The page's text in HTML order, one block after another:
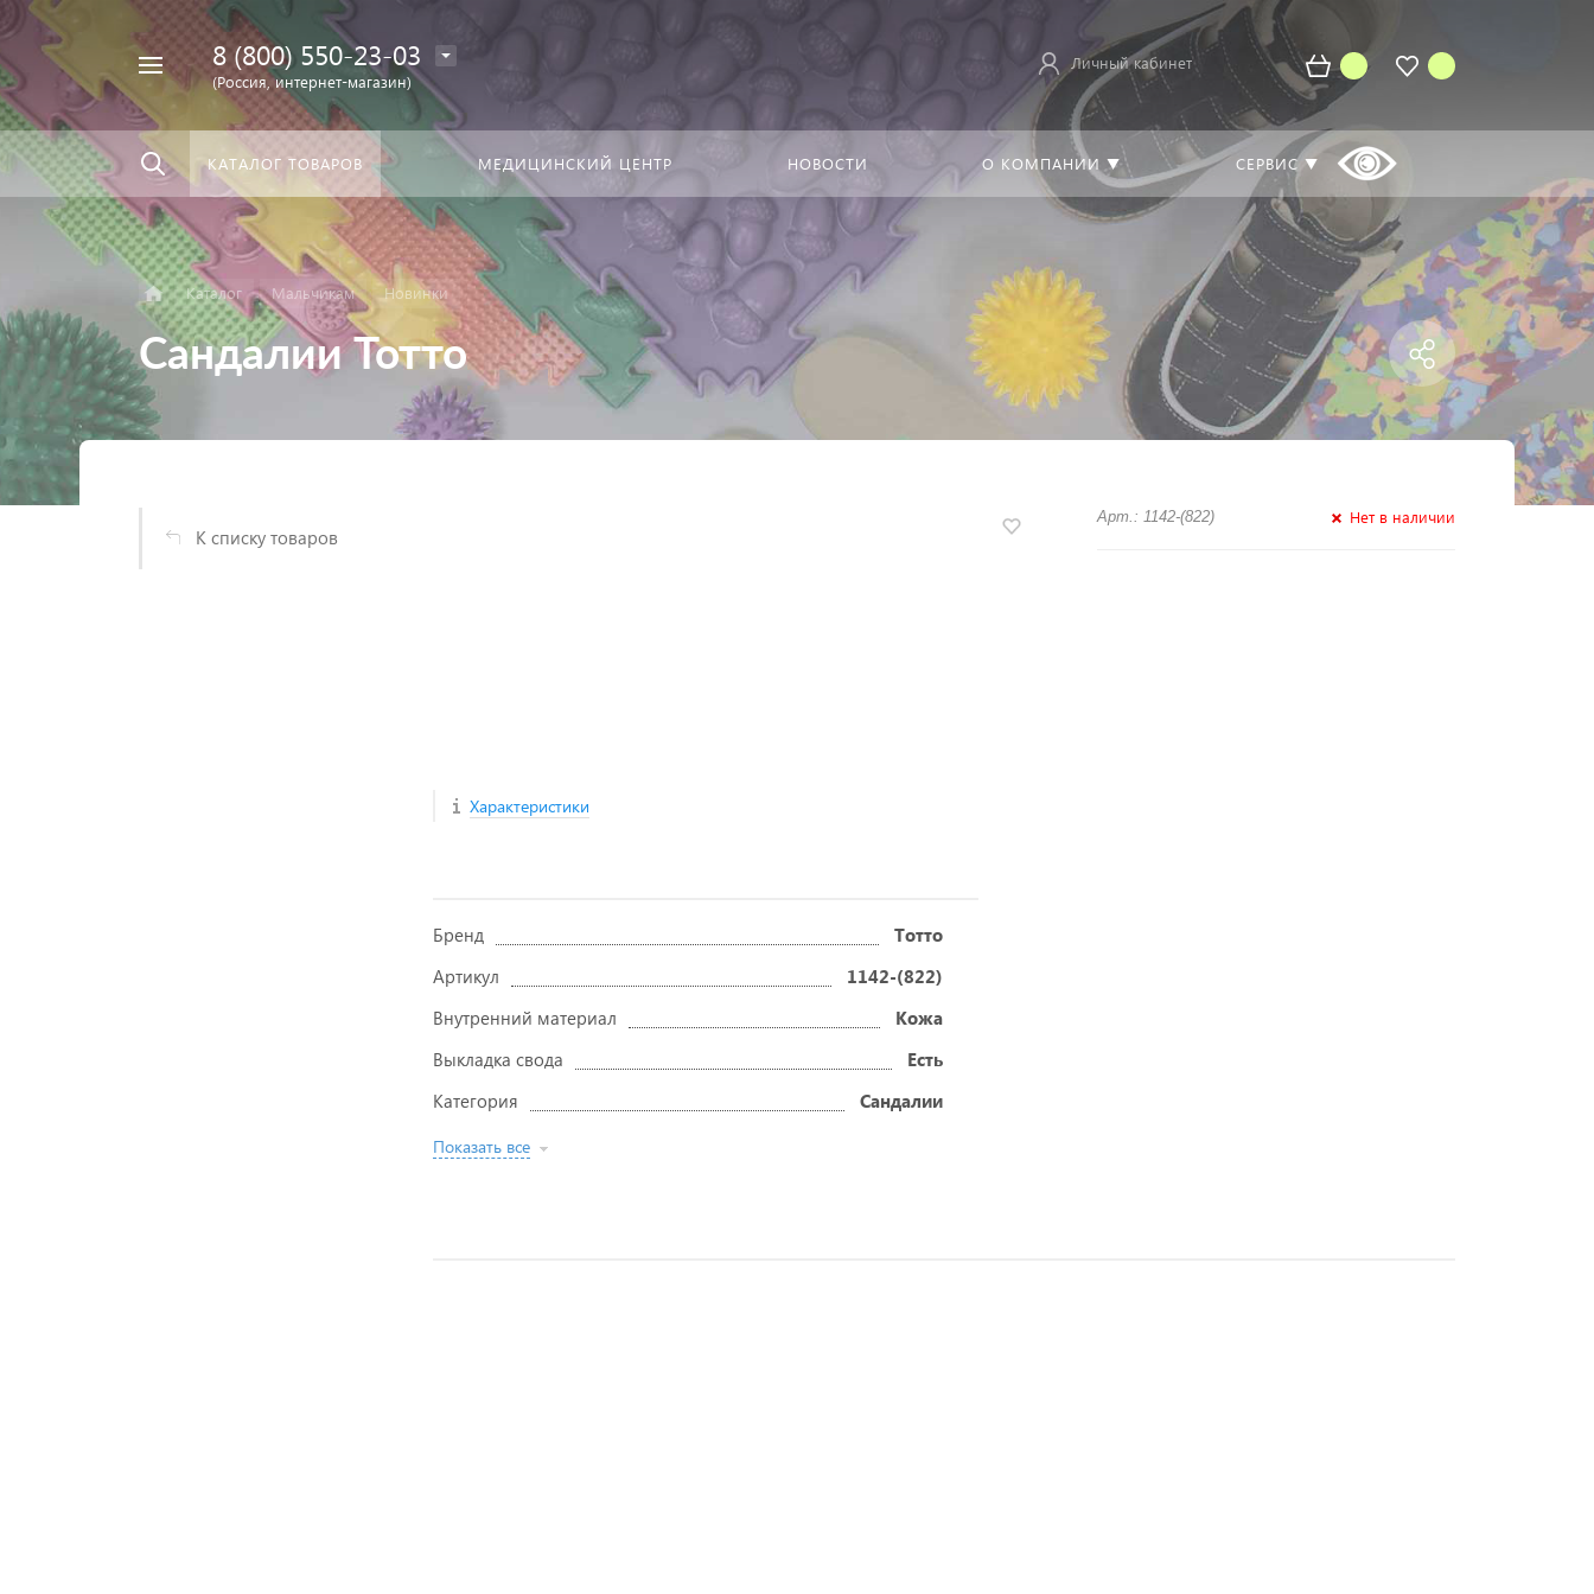
вездеНайти
8 (800) 550-23-03
(Россия, интернет-магазин)
Личный кабинет
КАТАЛОГ ТОВАРОВ МЕДИЦИНСКИЙ ЦЕНТР НОВОСТИ О КОМПАНИИ ▼ СЕРВИС ▼
Каталог Мальчикам Новинки
Сандалии Тотто
К списку товаров
Характеристики
Арт.: 1142-(822) Нет в наличии
Бренд
Тотто
Артикул
1142-(822)
Внутренний материал
Кожа
Выкладка свода
Есть
Категория
Сандалии
Показать все